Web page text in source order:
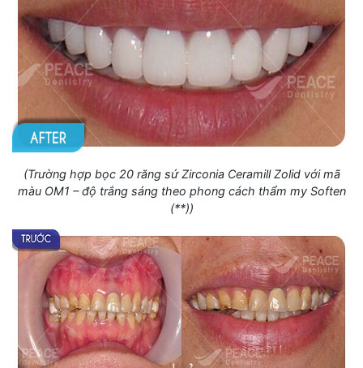
(Trường hợp bọc 20 răng sứ Zirconia Ceramill Zolid với mã
màu OM1 – độ trắng sáng theo phong cách thẩm my Soften
(**))